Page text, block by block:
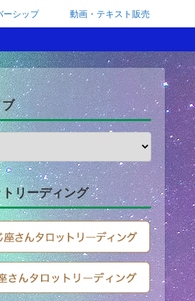
ーシップ 動画・テキスト販売
リーディング